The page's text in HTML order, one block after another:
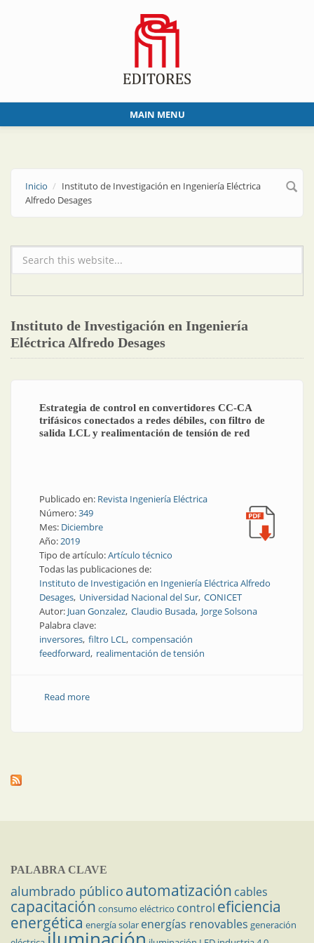
MAIN MENU
Inicio
Instituto de Investigación en Ingeniería Eléctrica
Alfredo Desages
Formulario de búsqueda
Instituto de Investigación en Ingeniería
Eléctrica Alfredo Desages
Estrategia de control en convertidores CC-CA
trifásicos conectados a redes débiles, con filtro de
salida LCL y realimentación de tensión de red
Publicado en: Revista Ingeniería Eléctrica
Número:349
Mes: Diciembre
Año:2019
Tipo de artículo:Artículo técnico
Todas las publicaciones de:
Instituto de Investigación en Ingeniería Eléctrica Alfredo
Desages Universidad Nacional del Sur CONICET
Autor: Juan Gonzalez Claudio Busada Jorge Solsona
Palabra clave:
inversores filtro LCL compensación
feedforward realimentación de tensión
Read moreabout Estrategia de control en convertidores CC-CA
PALABRA CLAVE
alumbrado público automatización cables
capacitación consumo eléctrico control eficiencia
energética energía solar energías renovables generación